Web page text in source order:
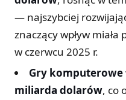
2024
$92.6B
2025
$103.0B
— najszybciej
znaczący wpływ
w czerwcu 2025 r.
Gry komputerowe
miliarda dolarów, co